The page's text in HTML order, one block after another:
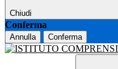
Chiudi
Conferma
Annulla Conferma